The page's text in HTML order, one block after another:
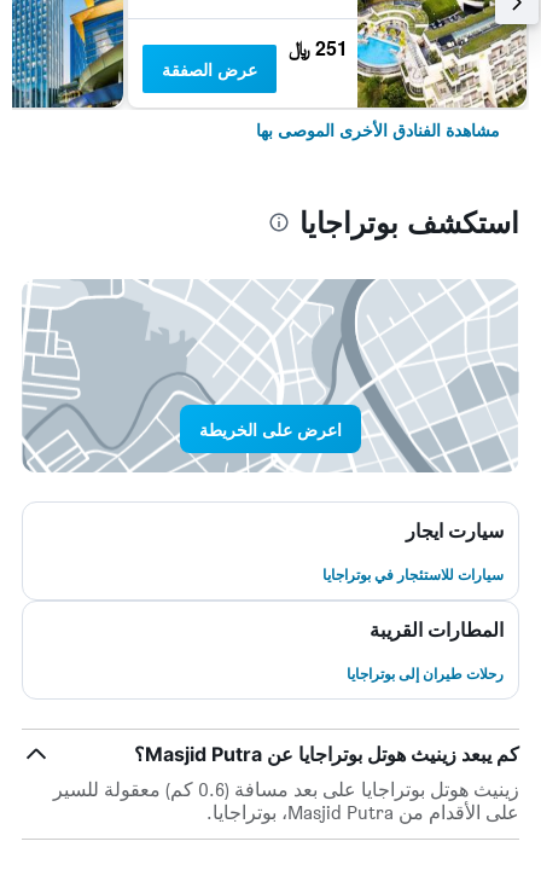
251 ﷼
عرض الصفقة
مشاهدة الفنادق الأخرى الموصى بها
استكشف بوتراجايا
اعرض على الخريطة
سيارت ايجار
سيارات للاستئجار في بوتراجايا
المطارات القريبة
رحلات طيران إلى بوتراجايا
كم يبعد زينيث هوتل بوتراجايا عن Masjid Putra؟
زينيث هوتل بوتراجايا على بعد مسافة (0.6 كم) معقولة للسير
على الأقدام من Masjid Putra، بوتراجايا.